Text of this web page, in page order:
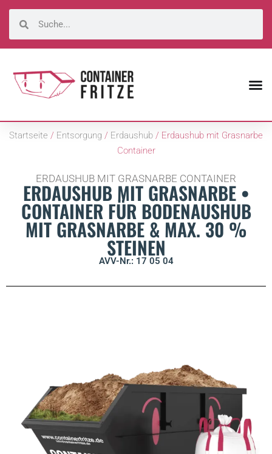
Startseite / Entsorgung / Erdaushub / Erdaushub mit Grasnarbe
Container
ERDAUSHUB MIT GRASNARBE CONTAINER
ERDAUSHUB MIT GRASNARBE •
CONTAINER FÜR BODENAUSHUB
MIT GRASNARBE & MAX. 30 %
STEINEN
AVV-Nr.: 17 05 04